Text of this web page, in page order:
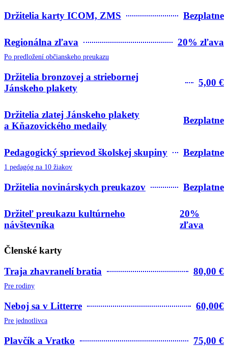
Držitelia karty ICOM, ZMS Bezplatne
Regionálna zľava 20% zľava
Po predložení občianskeho preukazu
Držitelia bronzovej a striebornej
Jánskeho plakety
5,00 €
Držitelia zlatej Jánskeho plakety
a Kňazovického medaily
Bezplatne
Pedagogický sprievod školskej skupiny Bezplatne
1 pedagóg na 10 žiakov
Držitelia novinárskych preukazov Bezplatne
Držiteľ preukazu kultúrneho
návštevníka
20%
zľava
Členské karty
Traja zhavranelí bratia
80,00 €
Pre rodiny
Neboj sa v Litterre 60,00€
Pre jednotlivca
Plavčík a Vratko 75,00 €